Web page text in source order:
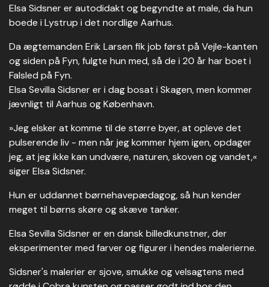
Elsa Sidsner er autodidakt og begyndte at male, da hun
boede i Lystrup i det nordlige Aarhus.
Da ægtemanden Erik Larsen fik job først på Vejle-kanten
og siden på Fyn, fulgte hun med, så de i 20 år har boet i
Falsled på Fyn.
Elsa Sevilla Sidsner er i dag bosat i Skagen, men kommer
jævnligt til Aarhus og København.
»Jeg elsker at komme til de større byer, at opleve det
pulserende liv - men når jeg kommer hjem igen, opdager
jeg, at jeg ikke kan undvære, naturen, skoven og vandet,«
siger Elsa Sidsner.
Hun er uddannet børnehavepædagog, så hun kender
meget til børns skøre og skæve tanker.
Elsa Sevilla Sidsner er en dansk billedkunstner, der
eksperimenter med farver og figurer i hendes malerierne.
Sidsner's malerier er sjove, smukke og velsagtens med